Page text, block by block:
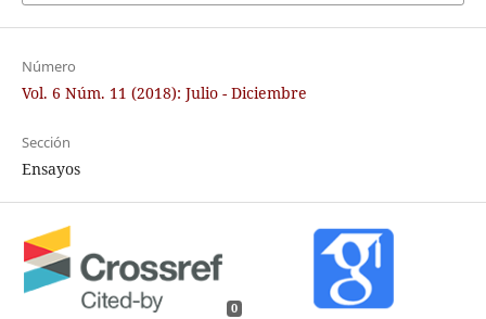
Número
Vol. 6 Núm. 11 (2018): Julio - Diciembre
Sección
Ensayos
0